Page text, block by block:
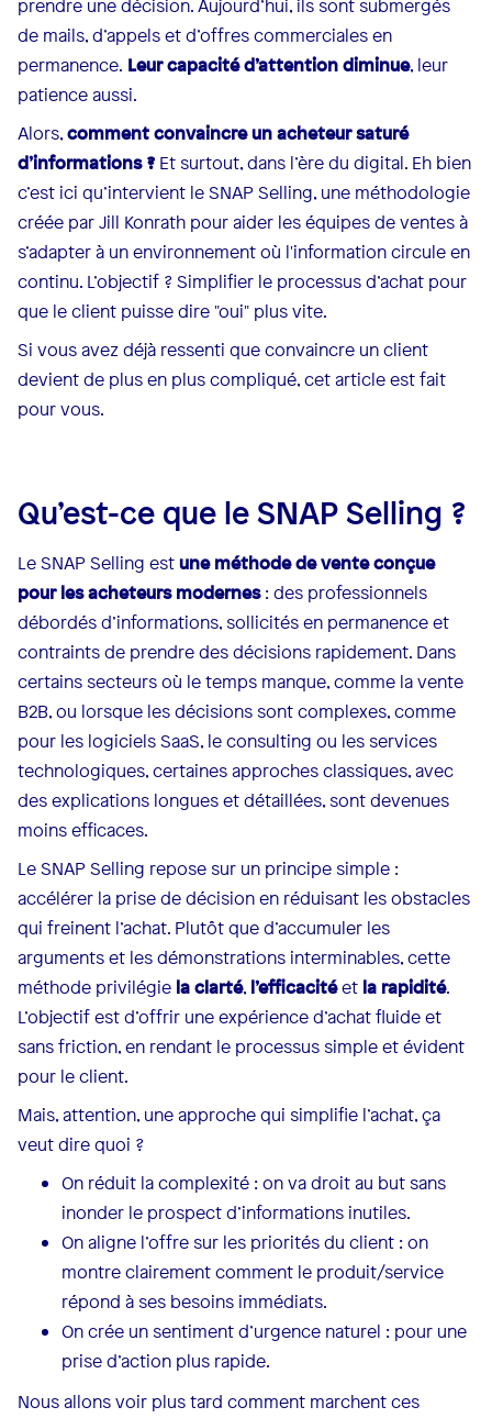
prendre une décision. Aujourd’hui, ils sont submergés
de mails, d’appels et d’offres commerciales en
permanence. Leur capacité d’attention diminue, leur
patience aussi.
Alors,comment convaincre un acheteur saturé
d’informations ? Et surtout, dans l’ère du digital. Eh bien
c’est ici qu’intervient le SNAP Selling, une méthodologie
créée par Jill Konrath pour aider les équipes de ventes à
s’adapter à un environnement où l'information circule en
continu. L’objectif ? Simplifier le processus d’achat pour
que le client puisse dire "oui" plus vite.
Si vous avez déjà ressenti que convaincre un client
devient de plus en plus compliqué, cet article est fait
pour vous.
Qu’est-ce que le SNAP Selling ?
Le SNAP Selling estune méthode de vente conçue
pour les acheteurs modernes: des professionnels
débordés d’informations, sollicités en permanence et
contraints de prendre des décisions rapidement. Dans
certains secteurs où le temps manque, comme la vente
B2B, ou lorsque les décisions sont complexes, comme
pour les logiciels SaaS, le consulting ou les services
technologiques, certaines approches classiques, avec
des explications longues et détaillées, sont devenues
moins efficaces.
Le SNAP Selling repose sur un principe simple :
accélérer la prise de décision en réduisant les obstacles
qui freinent l’achat. Plutôt que d’accumuler les
arguments et les démonstrations interminables, cette
méthode privilégie la clarté, l’efficacitéet la rapidité.
L’objectif est d’offrir une expérience d’achat fluide et
sans friction, en rendant le processus simple et évident
pour le client.
Mais, attention, une approche qui simplifie l’achat, ça
veut dire quoi ?
On réduit la complexité : on va droit au but sans
inonder le prospect d’informations inutiles.
On aligne l’offre sur les priorités du client : on
montre clairement comment le produit/service
répond à ses besoins immédiats.
On crée un sentiment d’urgence naturel : pour une
prise d’action plus rapide.
Nous allons voir plus tard comment marchent ces